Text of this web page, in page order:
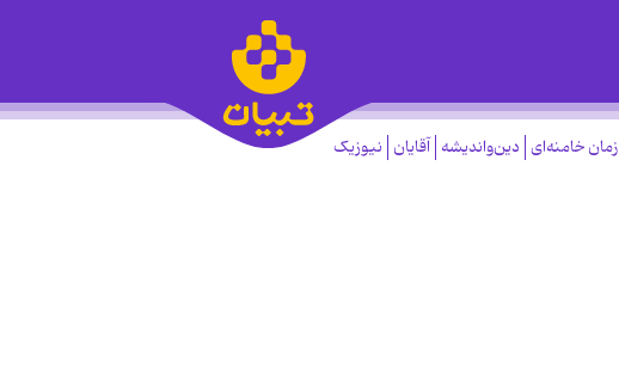
زمان خامنه‌ای دین‌واندیشه آقایان نیوزیک